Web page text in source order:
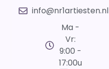
info@nr1artiesten.nl
Ma -
Vr:
9:00 -
17:00u